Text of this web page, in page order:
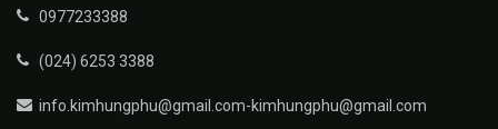
0977233388
(024) 6253 3388
info.kimhungphu@gmail.com-kimhungphu@gmail.com